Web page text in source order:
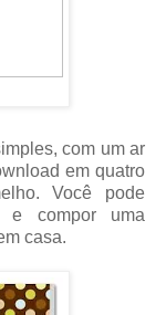
com um ar
em quatro
Você pode
e compor uma
casa.